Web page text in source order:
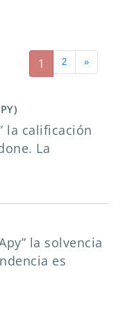
1 2 »
la calificación
La
la solvencia
es